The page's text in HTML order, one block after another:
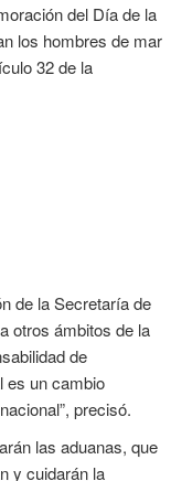
del Día de la
los hombres de mar
32 de la
de la Secretaría de
otros ámbitos de la
de
es un cambio
precisó.
las aduanas, que
y cuidarán la